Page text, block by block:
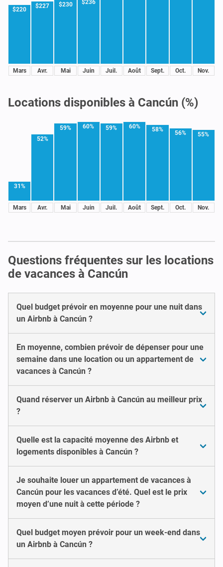
$220
Mars
$227
Avr.
$230
Mai
$236
Juin Juil. Août Sept. Oct. Nov.
Locations disponibles à Cancún (%)
31%
Mars
52%
Avr.
59%
Mai
60%
Juin
59%
Juil.
60%
Août
58%
Sept.
56%
Oct.
55%
Nov.
Questions fréquentes sur les locations
de vacances à Cancún
Quel budget prévoir en moyenne pour une nuit dans
un Airbnb à Cancún ?
En moyenne, combien prévoir de dépenser pour une
semaine dans une location ou un appartement de
vacances à Cancún ?
Quand réserver un Airbnb à Cancún au meilleur prix
?
Quelle est la capacité moyenne des Airbnb et
logements disponibles à Cancún ?
Je souhaite louer un appartement de vacances à
Cancún pour les vacances d’été. Quel est le prix
moyen d’une nuit à cette période ?
Quel budget moyen prévoir pour un week-end dans
un Airbnb à Cancún ?